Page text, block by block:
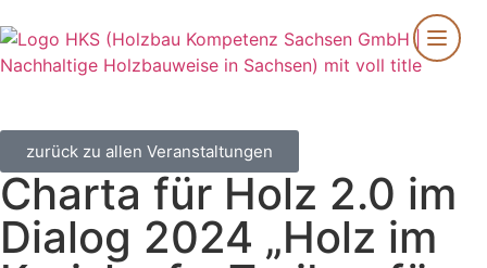
zurück zu allen Veranstaltungen
Charta für Holz 2.0 im
Dialog 2024 „Holz im